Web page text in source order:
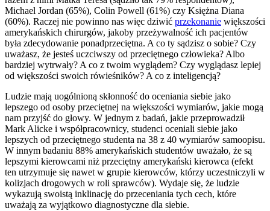
Michael Jordan (65%), Colin Powell (61%) czy Księżna Diana
(60%). Raczej nie powinno nas więc dziwić przekonanie większości
amerykańskich chirurgów, jakoby przeżywalność ich pacjentów
była zdecydowanie ponadprzeciętna. A co ty sądzisz o sobie? Czy
uważasz, że jesteś uczciwszy od przeciętnego człowieka? Albo
bardziej wytrwały? A co z twoim wyglądem? Czy wyglądasz lepiej
od większości swoich rówieśników? A co z inteligencją?
Ludzie mają uogólnioną skłonność do oceniania siebie jako
lepszego od osoby przeciętnej na większości wymiarów, jakie mogą
nam przyjść do głowy. W jednym z badań, jakie przeprowadził
Mark Alicke i współpracownicy, studenci oceniali siebie jako
lepszych od przeciętnego studenta na 38 z 40 wymiarów samoopisu.
W innym badaniu 88% amerykańskich studentów uważało, że są
lepszymi kierowcami niż przeciętny amerykański kierowca (efekt
ten utrzymuje się nawet w grupie kierowców, którzy uczestniczyli w
kolizjach drogowych w roli sprawców). Wydaje się, że ludzie
wykazują swoistą inklinację do przeceniania tych cech, które
uważają za wyjątkowo diagnostyczne dla siebie.